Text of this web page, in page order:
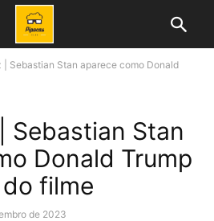
| Sebastian Stan aparece como Donald
Sebastian Stan
Donald Trump
filme
de 2023